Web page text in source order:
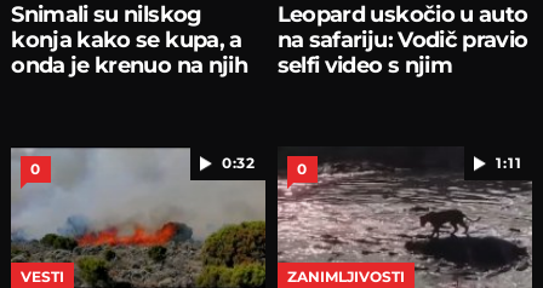
Snimali su nilskog
konja kako se kupa, a
onda je krenuo na njih
Leopard uskočio u auto
na safariju: Vodič pravio
selfi video s njim
0:32
0
VESTI
1:11
0
ZANIMLJIVOSTI